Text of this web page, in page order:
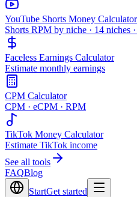
YouTube Shorts Money Calculator
Shorts RPM by niche · 14 niches
Faceless Earnings Calculator
Estimate monthly earnings
CPM Calculator
CPM · eCPM · RPM
TikTok Money Calculator
Estimate TikTok income
See all tools
FAQBlog
StartGet started